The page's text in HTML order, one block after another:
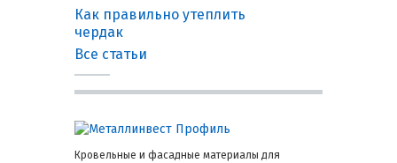
Как правильно утеплить
чердак
Все статьи
Кровельные и фасадные материалы для